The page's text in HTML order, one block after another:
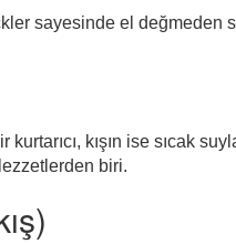
sayesinde el değmeden
kışın ise sıcak
biri.